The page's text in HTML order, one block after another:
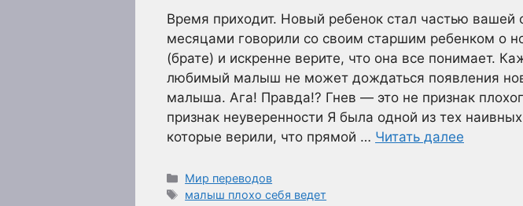
Время приходит. Новый ребенок стал частью вашей
месяцами говорили со своим старшим ребенком о
(брате) и искренне верите, что она все понимает.
любимый малыш не может дождаться появления
малыша. Ага! Правда!? Гнев — это не признак
признак неуверенности Я была одной из тех
которые верили, что прямой … Читать далее
Рубрики
Мир переводов
Метки
малыш плохо себя ведет